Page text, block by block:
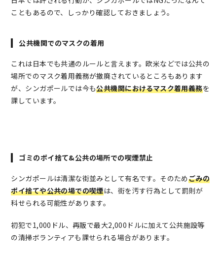
こともあるので、しっかり確認しておきましょう。
公共機関でのマスクの着用
これは日本でも共通のルールと言えます。欧米などでは公共の
場所でのマスク着用義務が撤廃されているところもあります
が、シンガポールでは今も公共機関におけるマスク着用義務を
課しています。
ゴミのポイ捨て&公共の場所での喫煙禁止
シンガポールは清潔な街並みとして有名です。そのためごみの
ポイ捨てや公共の場での喫煙は、街を汚す行為として罰則が
科せられる可能性があります。
初犯で1,000ドル、再販で最大2,000ドルに加えて公共施設等
の清掃ボランティアも課せられる場合があります。